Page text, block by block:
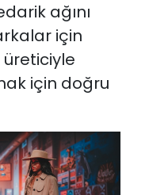
ağını
için
üreticiyle
için doğru